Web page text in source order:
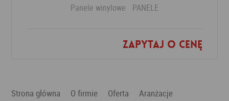
Panele winylowe PANELE
Zapytaj o cenę
Dodaj do ulubionych
Strona główna O firmie Oferta
Aranżacje